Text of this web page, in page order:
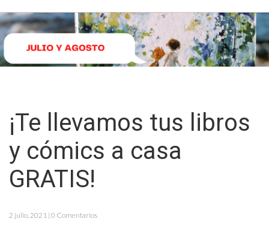
¡Te llevamos tus libros
y cómics a casa
GRATIS!
2 julio, 2021 | 0 Comentarios